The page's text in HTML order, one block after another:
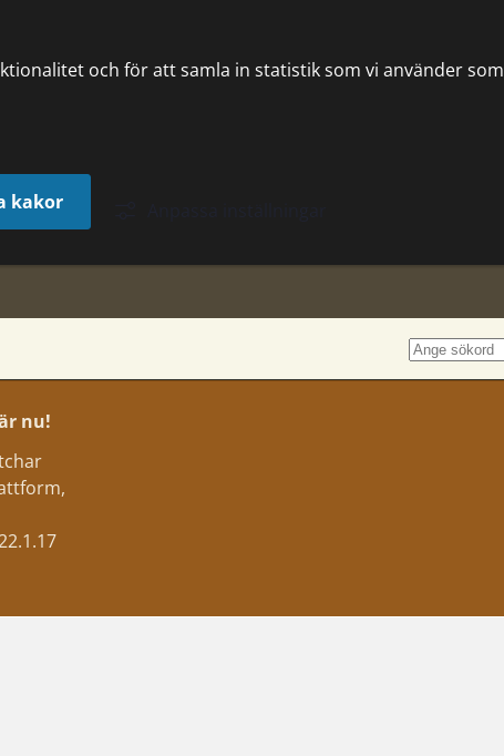
och för att samla in statistik som vi använder som
kakor
nu!